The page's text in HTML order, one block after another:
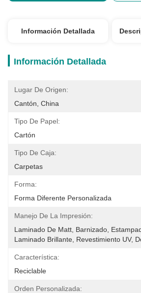
Información Detallada
Información Detallada
Lugar De Origen:
Cantón, China
Tipo De Papel:
Cartón
Tipo De Caja:
Carpetas
Forma:
Forma Diferente Personalizada
Manejo De La Impresión:
Laminado De Matt, Barnizado,
Laminado Brillante, Revestimiento UV,
Característica:
Reciclable
Orden Personalizada: